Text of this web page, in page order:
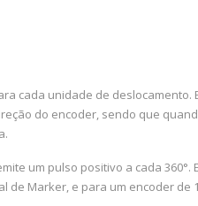
cada unidade de deslocamento.
do encoder, sendo que
um pulso positivo a cada
Marker, e para um encoder de